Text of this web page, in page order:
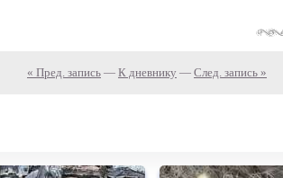
« Пред. запись — К дневнику — След. запись »